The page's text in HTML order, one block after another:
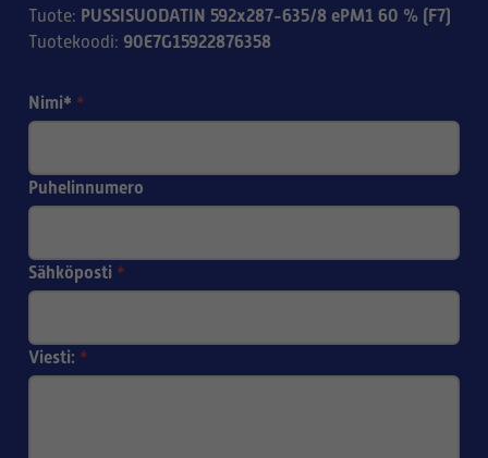
Tuote: PUSSISUODATIN 592x287-635/8 ePM1 60 % (F7)
Tuotekoodi: 90E7G15922876358
Nimi* *
Puhelinnumero
Sähköposti *
Viesti: *